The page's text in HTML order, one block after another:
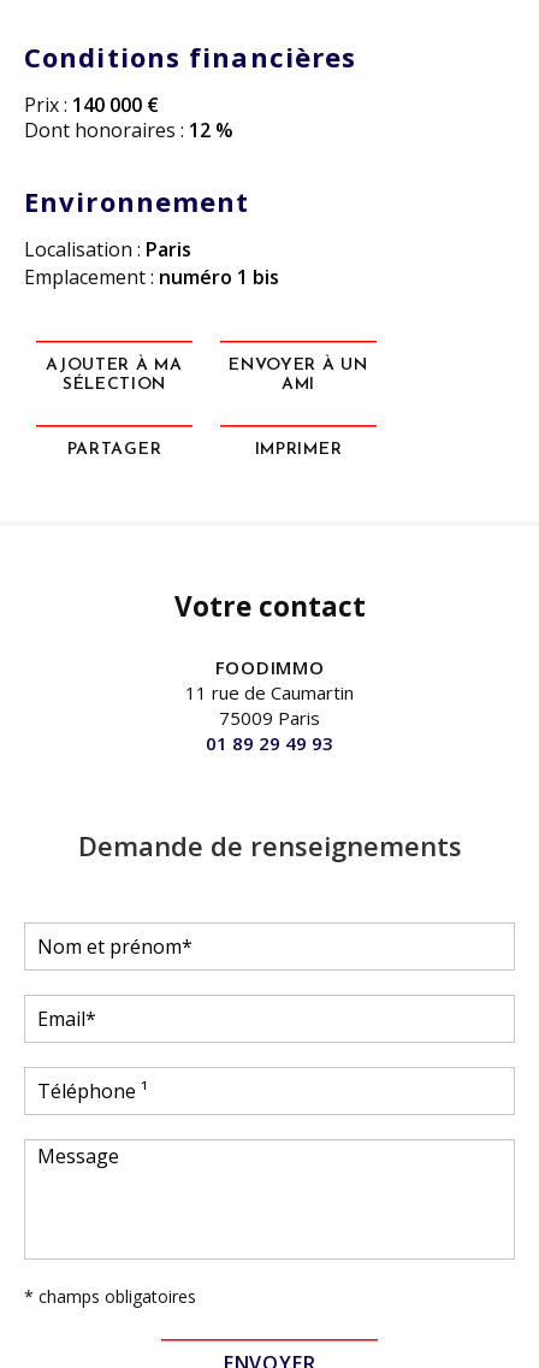
Conditions financières
Prix : 140 000 €
Dont honoraires : 12 %
Environnement
Localisation : Paris
Emplacement : numéro 1 bis
AJOUTER À MA
SÉLECTION
ENVOYER À UN
AMI
PARTAGER IMPRIMER
Votre contact
FOODIMMO
11 rue de Caumartin
75009 Paris
01 89 29 49 93
Demande de renseignements
* champs obligatoires